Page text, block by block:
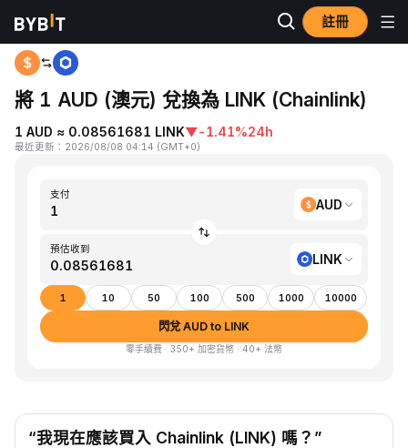
註冊
首頁 AUD to LINK
將 1 AUD (澳元) 兌換為 LINK (Chainlink)
1 AUD ≈ 0.08561681 LINK▼-1.41%24h
最近更新 ： 2026/08/08 04:14 (GMT+0)
支付
AUD
預估收到
LINK
1 10 50 100 500 1000 10000
閃兌 AUD to LINK
零手續費 · 350+ 加密貨幣 · 40+ 法幣
“我現在應該買入 Chainlink (LINK) 嗎？”